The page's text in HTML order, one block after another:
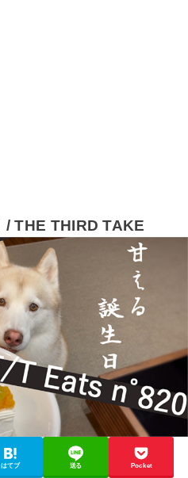
/ THE THIRD TAKE
はてブ 送る Pocket